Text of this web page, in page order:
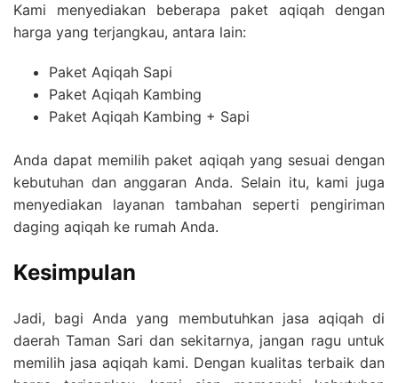
Kami menyediakan beberapa paket aqiqah dengan
harga yang terjangkau, antara lain:
Paket Aqiqah Sapi
Paket Aqiqah Kambing
Paket Aqiqah Kambing + Sapi
Anda dapat memilih paket aqiqah yang sesuai dengan
kebutuhan dan anggaran Anda. Selain itu, kami juga
menyediakan layanan tambahan seperti pengiriman
daging aqiqah ke rumah Anda.
Kesimpulan
Jadi, bagi Anda yang membutuhkan jasa aqiqah di
daerah Taman Sari dan sekitarnya, jangan ragu untuk
memilih jasa aqiqah kami. Dengan kualitas terbaik dan